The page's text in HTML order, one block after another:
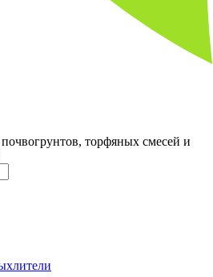
торфяных смесей и